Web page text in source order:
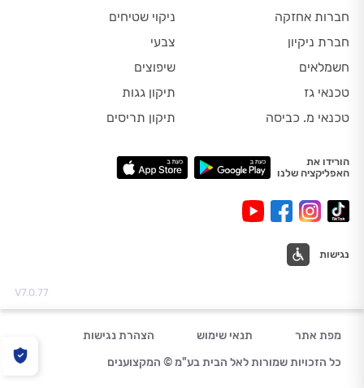
חברות אחזקה
חברת ניקיון
חשמלאים
טכנאי גז
טכנאי מ. כביסה
ניקוי שטיחים
צבעי
שיפוצים
תיקון גגות
תיקון תריסים
הורידו את
האפליקציה שלנו
נגישות
V7.0.77
מפת אתר תנאי שימוש
הצהרת נגישות
כל הזכויות שמורות לאל הבית בע"מ © המקצוענים